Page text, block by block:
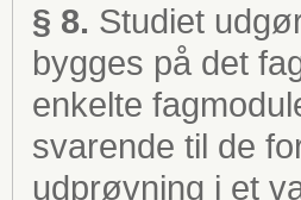
§ 8. Studiet
bygges på det
enkelte
svarende til de
udprøvning i et